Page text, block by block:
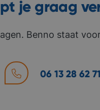
je graag
Benno staat
06 13 28 62